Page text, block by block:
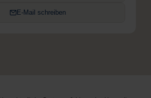
E-Mail schreiben